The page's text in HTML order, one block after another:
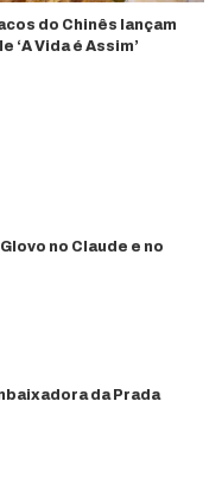
do Chinês lançam
‘A Vida é Assim’
no Claude e no
da Prada